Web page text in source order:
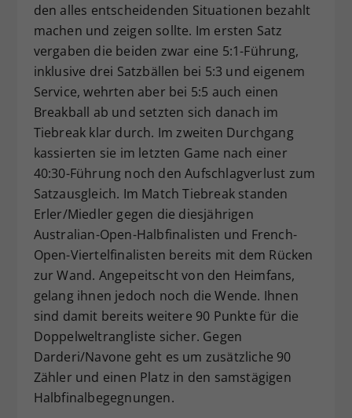
den alles entscheidenden Situationen bezahlt
machen und zeigen sollte. Im ersten Satz
vergaben die beiden zwar eine 5:1-Führung,
inklusive drei Satzbällen bei 5:3 und eigenem
Service, wehrten aber bei 5:5 auch einen
Breakball ab und setzten sich danach im
Tiebreak klar durch. Im zweiten Durchgang
kassierten sie im letzten Game nach einer
40:30-Führung noch den Aufschlagverlust zum
Satzausgleich. Im Match Tiebreak standen
Erler/Miedler gegen die diesjährigen
Australian-Open-Halbfinalisten und French-
Open-Viertelfinalisten bereits mit dem Rücken
zur Wand. Angepeitscht von den Heimfans,
gelang ihnen jedoch noch die Wende. Ihnen
sind damit bereits weitere 90 Punkte für die
Doppelweltrangliste sicher. Gegen
Darderi/Navone geht es um zusätzliche 90
Zähler und einen Platz in den samstägigen
Halbfinalbegegnungen.